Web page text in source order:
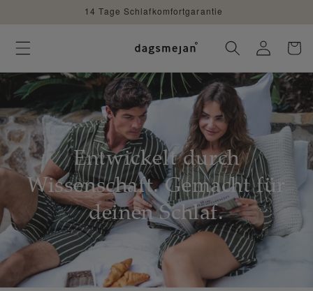
14 Tage Schlafkomfortgarantie
Einloggen
Entwickelt durch
Wissenschaft. Gemacht für
deinen Schlaf.